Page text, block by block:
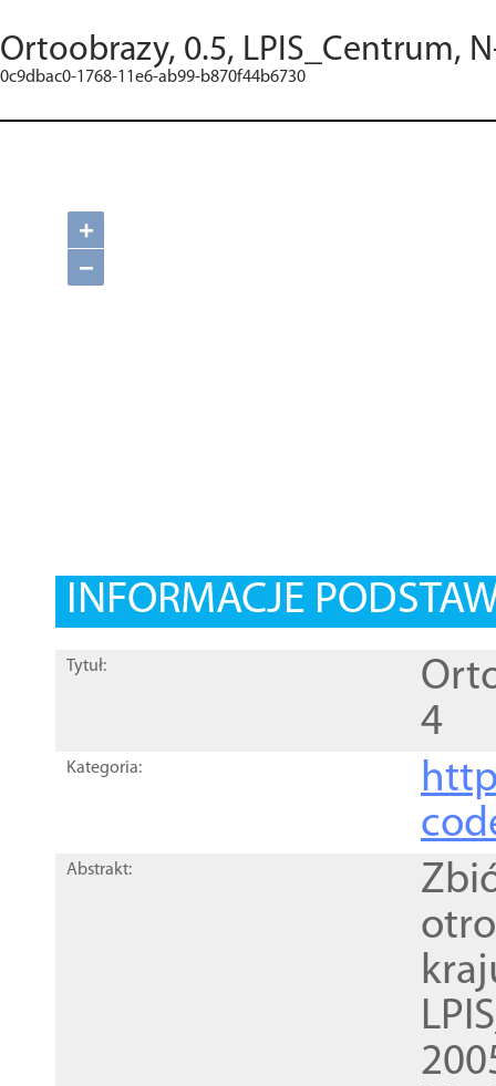
Ortoobrazy, 0.5, LPIS_Centrum,
0c9dbac0-1768-11e6-ab99-b870f44b6730
+
−
INFORMACJE
Tytuł:
4
Kategoria:
Abstrakt: